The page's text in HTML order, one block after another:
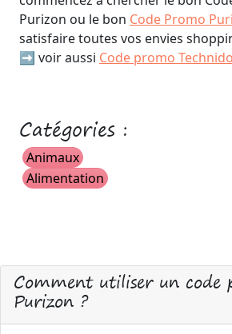
Purizon ou le bon Code Promo
satisfaire toutes vos envies
➡️ voir aussi Code promo
Catégories :
Animaux
Alimentation
Comment utiliser un code
Purizon ?